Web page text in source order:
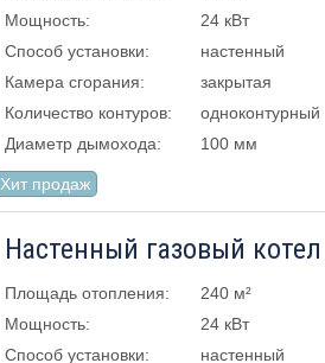
Мощность:
24 кВт
Способ установки:
настенный
Камера сгорания:
закрытая
Количество контуров:
одноконтурный
Диаметр дымохода:
100 мм
Хит продаж
Настенный газовый
Площадь отопления:
240 м²
Мощность:
24 кВт
Способ установки:
настенный